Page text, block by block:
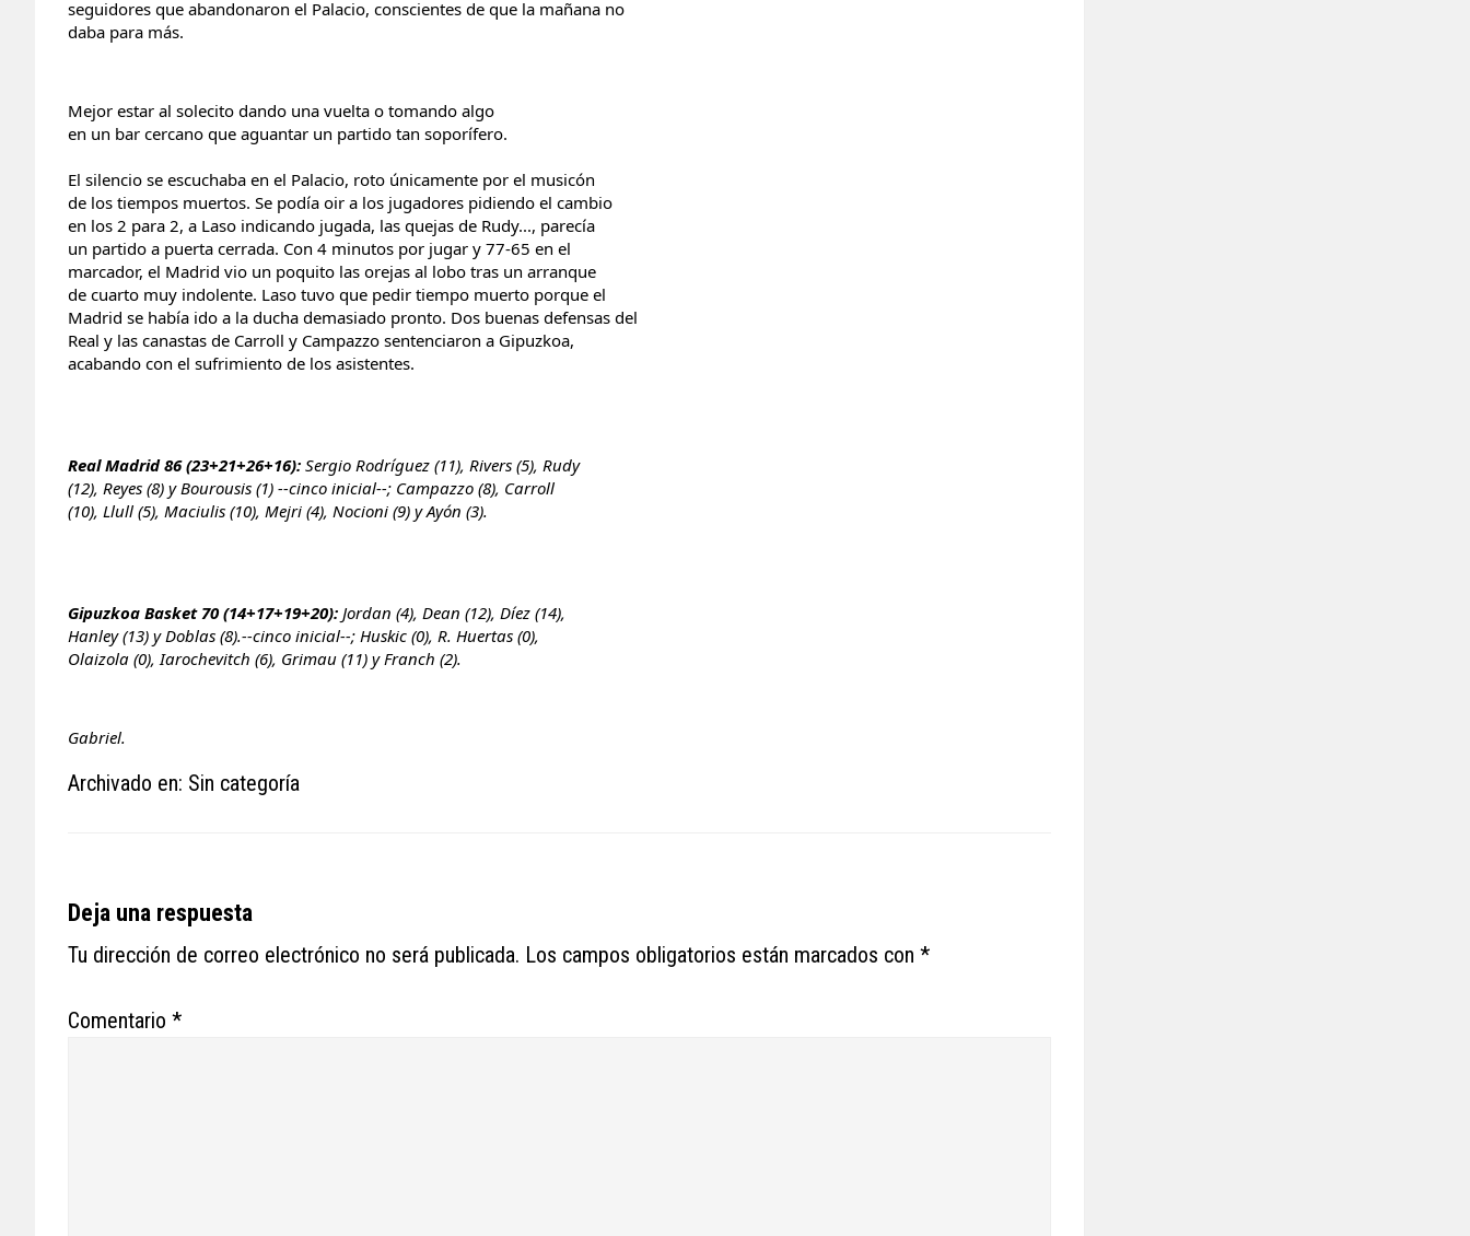
seguidores que abandonaron el Palacio, conscientes de que la mañana no
daba para más.
Mejor estar al solecito dando una vuelta o tomando algo
en un bar cercano que aguantar un partido tan soporífero.
El silencio se escuchaba en el Palacio, roto únicamente por el musicón
de los tiempos muertos. Se podía oir a los jugadores pidiendo el cambio
en los 2 para 2, a Laso indicando jugada, las quejas de Rudy..., parecía
un partido a puerta cerrada. Con 4 minutos por jugar y 77-65 en el
marcador, el Madrid vio un poquito las orejas al lobo tras un arranque
de cuarto muy indolente. Laso tuvo que pedir tiempo muerto porque el
Madrid se había ido a la ducha demasiado pronto. Dos buenas defensas del
Real y las canastas de Carroll y Campazzo sentenciaron a Gipuzkoa,
acabando con el sufrimiento de los asistentes.
Real Madrid 86 (23+21+26+16): Sergio Rodríguez (11), Rivers (5), Rudy
(12), Reyes (8) y Bourousis (1) --cinco inicial--; Campazzo (8), Carroll
(10), Llull (5), Maciulis (10), Mejri (4), Nocioni (9) y Ayón (3).
Gipuzkoa Basket 70 (14+17+19+20): Jordan (4), Dean (12), Díez (14),
Hanley (13) y Doblas (8).--cinco inicial--; Huskic (0), R. Huertas (0),
Olaizola (0), Iarochevitch (6), Grimau (11) y Franch (2).
Gabriel.
Archivado en: Sin categoría
Reader
Interactions
Deja una respuesta
Tu dirección de correo electrónico no será publicada. Los campos obligatorios están marcados con *
Comentario *